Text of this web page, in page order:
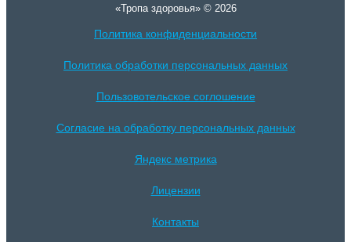
«Тропа здоровья» © 2026
Политика конфиденциальности
Политика обработки персональных данных
Пользовотельское соглошение
Согласие на обработку персональных данных
Яндекс метрика
Лицензии
Контакты